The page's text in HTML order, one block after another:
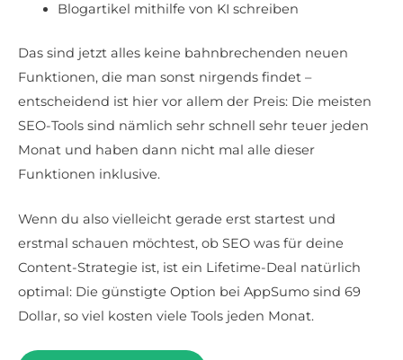
Blogartikel mithilfe von KI schreiben
Das sind jetzt alles keine bahnbrechenden neuen
Funktionen, die man sonst nirgends findet –
entscheidend ist hier vor allem der Preis: Die meisten
SEO-Tools sind nämlich sehr schnell sehr teuer jeden
Monat und haben dann nicht mal alle dieser
Funktionen inklusive.
Wenn du also vielleicht gerade erst startest und
erstmal schauen möchtest, ob SEO was für deine
Content-Strategie ist, ist ein Lifetime-Deal natürlich
optimal: Die günstigte Option bei AppSumo sind 69
Dollar, so viel kosten viele Tools jeden Monat.